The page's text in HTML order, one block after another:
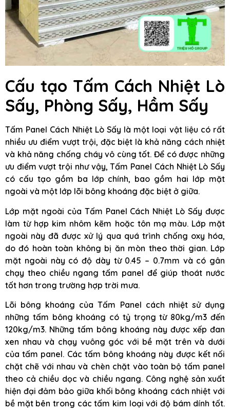
Cấu tạo Tấm Cách Nhiệt Lò
Sấy, Phòng Sấy, Hầm Sấy
Tấm Panel Cách Nhiệt Lò Sấy là một loại vật liệu có rất
nhiều ưu điểm vượt trội, đặc biệt là khả năng cách nhiệt
và khả năng chống cháy vô cùng tốt. Để có được những
ưu điểm vượt trội như vậy, Tấm Panel Cách Nhiệt Lò Sấy
có cấu tạo gồm ba lớp chính, bao gồm hai lớp mặt
ngoài và một lớp lõi bông khoáng đặc biệt ở giữa.
Lớp mặt ngoài của Tấm Panel Cách Nhiệt Lò Sấy được
làm từ hợp kim nhôm kẽm hoặc tôn mạ màu. Lớp mặt
ngoài này đã được xử lý qua quá trình chống oxy hóa,
do đó hoàn toàn không bị ăn mòn theo thời gian. Lớp
mặt ngoài này có độ dày từ 0.45 – 0.7mm và có gân
chạy theo chiều ngang tấm panel để giúp thoát nước
tốt hơn trong trường hợp trời mưa.
Lõi bông khoáng của Tấm Panel cách nhiệt sử dụng
những tấm bông khoáng có tỷ trọng từ 80kg/m3 đến
120kg/m3. Những tấm bông khoáng này được xếp đan
xen nhau và chạy vuông góc với bề mặt trên và dưới
của tấm panel. Các tấm bông khoáng này được kết nối
chặt chẽ với nhau và chèn chặt vào toàn bộ tấm panel
theo cả chiều dọc và chiều ngang. Công nghệ sản xuất
hiện đại đảm bảo giữa khối bông khoáng cách nhiệt với
bề mặt bên trong các tấm kim loại với độ bám dính tốt.